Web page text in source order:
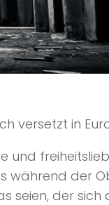
versetzt in
und
während der
seien, der sich